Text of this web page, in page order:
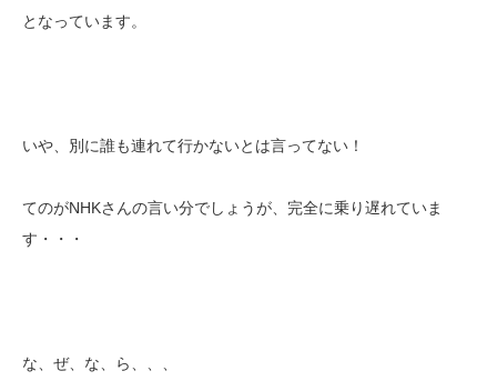
となっています。
いや、別に誰も連れて行かないとは言ってない！
てのがNHKさんの言い分でしょうが、完全に乗り遅れていま
す・・・
な、ぜ、な、ら、、、